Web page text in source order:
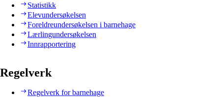
Statistikk
Elevundersøkelsen
Foreldreundersøkelsen i barnehage
Lærlingundersøkelsen
Innrapportering
Regelverk
Regelverk for barnehage